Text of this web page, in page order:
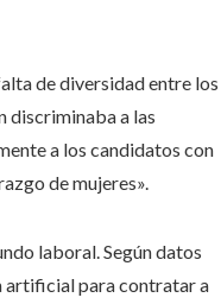
de diversidad entre los
discriminaba a las
a los candidatos con
de mujeres».
laboral. Según datos
artificial para contratar a